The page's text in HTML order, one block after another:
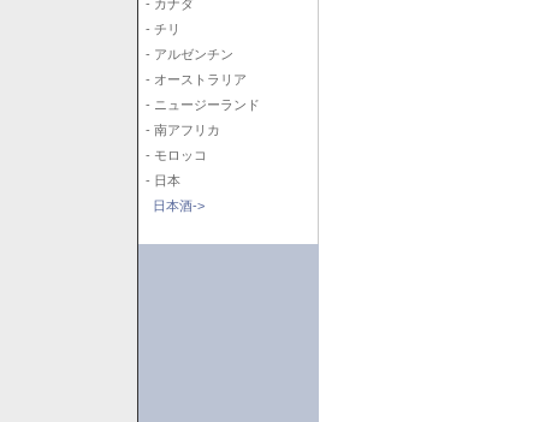
- カナダ
- チリ
- アルゼンチン
- オーストラリア
- ニュージーランド
- 南アフリカ
- モロッコ
- 日本
日本酒->